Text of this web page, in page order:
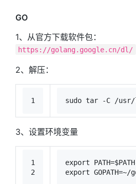
GO
1、从官方下载软件包：
https://golang.google.cn/dl/
2、解压：
1 sudo tar -C /usr/
3、设置环境变量
1
2
export PATH=$PATH
export GOPATH=~/